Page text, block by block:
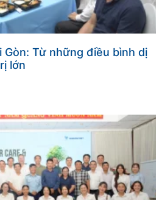
Gòn: Từ những điều bình dị
lớn